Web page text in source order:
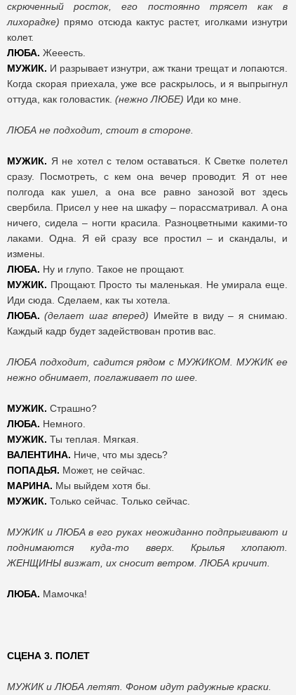
скрюченный росток, его постоянно трясет как в
лихорадке) прямо отсюда кактус растет, иголками изнутри
колет.
ЛЮБА. Жееесть.
МУЖИК. И разрывает изнутри, аж ткани трещат и лопаются.
Когда скорая приехала, уже все раскрылось, и я выпрыгнул
оттуда, как головастик. (нежно ЛЮБЕ) Иди ко мне.
ЛЮБА не подходит, стоит в стороне.
МУЖИК. Я не хотел с телом оставаться. К Светке полетел
сразу. Посмотреть, с кем она вечер проводит. Я от нее
полгода как ушел, а она все равно занозой вот здесь
свербила. Присел у нее на шкафу – порассматривал. А она
ничего, сидела – ногти красила. Разноцветными какими-то
лаками. Одна. Я ей сразу все простил – и скандалы, и
измены.
ЛЮБА. Ну и глупо. Такое не прощают.
МУЖИК. Прощают. Просто ты маленькая. Не умирала еще.
Иди сюда. Сделаем, как ты хотела.
ЛЮБА. (делает шаг вперед) Имейте в виду – я снимаю.
Каждый кадр будет задействован против вас.
ЛЮБА подходит, садится рядом с МУЖИКОМ. МУЖИК ее
нежно обнимает, поглаживает по шее.
МУЖИК. Страшно?
ЛЮБА. Немного.
МУЖИК. Ты теплая. Мягкая.
ВАЛЕНТИНА. Ниче, что мы здесь?
ПОПАДЬЯ. Может, не сейчас.
МАРИНА. Мы выйдем хотя бы.
МУЖИК. Только сейчас. Только сейчас.
МУЖИК и ЛЮБА в его руках неожиданно подпрыгивают и
поднимаются куда-то вверх. Крылья хлопают.
ЖЕНЩИНЫ визжат, их сносит ветром. ЛЮБА кричит.
ЛЮБА. Мамочка!
СЦЕНА 3. ПОЛЕТ
МУЖИК и ЛЮБА летят. Фоном идут радужные краски.